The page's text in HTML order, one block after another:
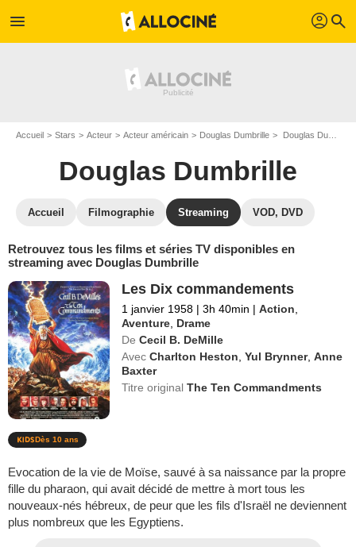
menu profil search
Accueil Stars Acteur Acteur américain Douglas Dumbrille Douglas Dumbrille : Films et séries online
Douglas Dumbrille
Accueil Filmographie Streaming VOD, DVD
Retrouvez tous les films et séries TV disponibles en
streaming avec Douglas Dumbrille
Les Dix commandements
1 janvier 1958 | 3h 40min | Action
Aventure Drame
De Cecil B. DeMille
Avec Charlton Heston ,Yul Brynner,Anne
Baxter
Titre originalThe Ten Commandments
Dès 10 ans
Evocation de la vie de Moïse, sauvé à sa naissance par la propre
fille du pharaon, qui avait décidé de mettre à mort tous les
nouveaux-nés hébreux, de peur que les fils d'Israël ne deviennent
plus nombreux que les Egyptiens.